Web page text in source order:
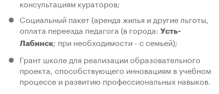
консультациям кураторов;
Социальный пакет (аренда жилья и другие льготы,
оплата переезда педагога (в города: Усть-
Лабинск; при необходимости - с семьей);
Грант школе для реализации образовательного
проекта, способствующего инновациям в учебном
процессе и развитию профессиональных навыков.